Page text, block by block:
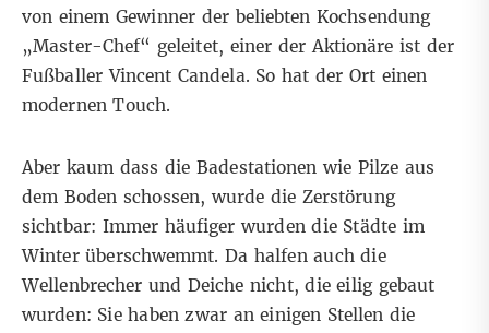
von einem Gewinner der beliebten Kochsendung
„Master-Chef“ geleitet, einer der Aktionäre ist der
Fußballer Vincent Candela. So hat der Ort einen
modernen Touch.
Aber kaum dass die Badestationen wie Pilze aus
dem Boden schossen, wurde die Zerstörung
sichtbar: Immer häufiger wurden die Städte im
Winter überschwemmt. Da halfen auch die
Wellenbrecher und Deiche nicht, die eilig gebaut
wurden: Sie haben zwar an einigen Stellen die